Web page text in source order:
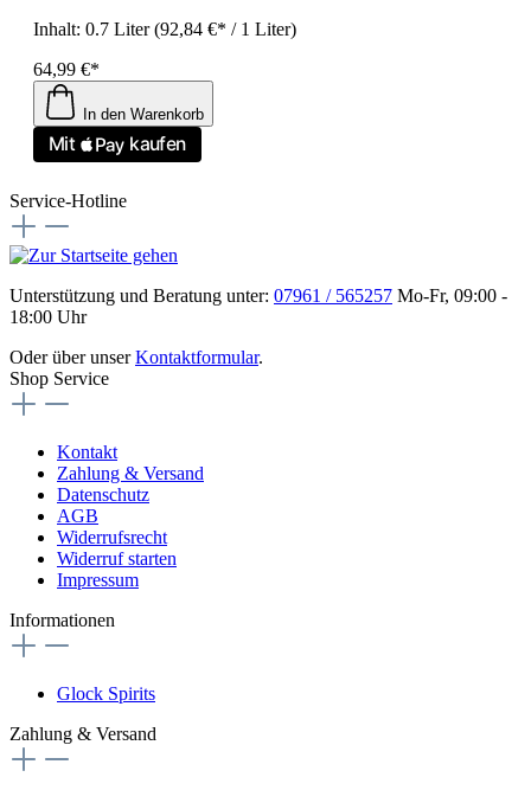
Inhalt: 0.7 Liter(92,84 €* / 1 Liter)
64,99 €*
In den Warenkorb
Service-Hotline
Unterstützung und Beratung unter: 07961 / 565257 Mo-Fr, 09:00 -
18:00 Uhr
Oder über unserKontaktformular.
Shop Service
Kontakt
Zahlung & Versand
Datenschutz
AGB
Widerrufsrecht
Widerruf starten
Impressum
Informationen
Glock Spirits
Zahlung & Versand